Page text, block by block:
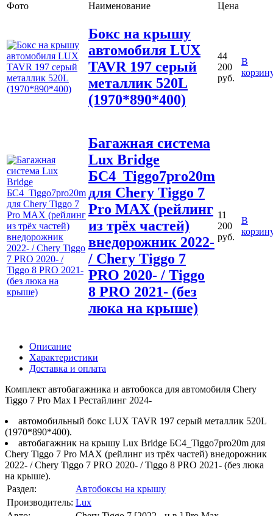
Фото Наименование Цена
Бокс на крышу
автомобиля LUX
TAVR 197 серый
металлик 520L
(1970*890*400)
44
200
руб.
В
Багажная система
Lux Bridge
БС4_Tiggo7pro20m
для Chery Tiggo 7
Pro MAX (рейлинг
из трёх частей)
внедорожник 2022-
/ Chery Tiggo 7
PRO 2020- / Tiggo
8 PRO 2021- (без
люка на крыше)
11
200
руб.
В
Описание
Характеристики
Доставка и оплата
Комплект автобагажника и автобокса для автомобиля Chery
Tiggo 7 Pro Max I Рестайлинг 2024-
автомобильный бокс LUX TAVR 197 серый металлик 520L
(1970*890*400).
автобагажник на крышу Lux Bridge БС4_Tiggo7pro20m для
Chery Tiggo 7 Pro MAX (рейлинг из трёх частей) внедорожник
2022- / Chery Tiggo 7 PRO 2020- / Tiggo 8 PRO 2021- (без люка
на крыше).
Раздел:
Автобоксы на крышу
Производитель: Lux